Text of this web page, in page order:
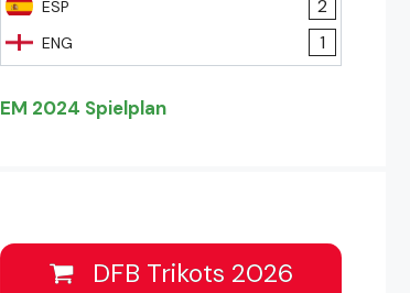
ESP
ENG
2
1
EM 2024 Spielplan
DFB Trikots 2026